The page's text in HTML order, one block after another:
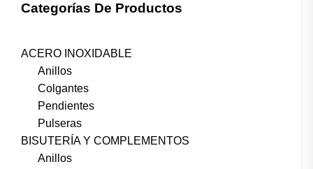
Categorías De Productos
ACERO INOXIDABLE
Anillos
Colgantes
Pendientes
Pulseras
BISUTERÍA Y COMPLEMENTOS
Anillos